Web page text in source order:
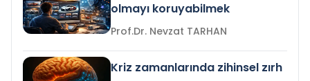
olmayı koruyabilmek
Prof.Dr. Nevzat TARHAN
Kriz zamanlarında zihinsel zırh